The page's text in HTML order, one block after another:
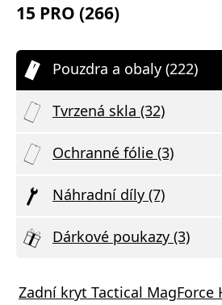
15 PRO (266)
Pouzdra a obaly (222)
Tvrzená skla (32)
Ochranné fólie (3)
Náhradní díly (7)
Dárkové poukazy (3)
Zadní kryt Tactical MagForce